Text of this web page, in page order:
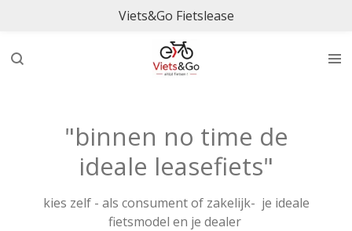
naar
Viets&Go Fietslease
"binnen no time de
ideale leasefiets"
kies zelf - als consument of zakelijk- je ideale
fietsmodel en je dealer